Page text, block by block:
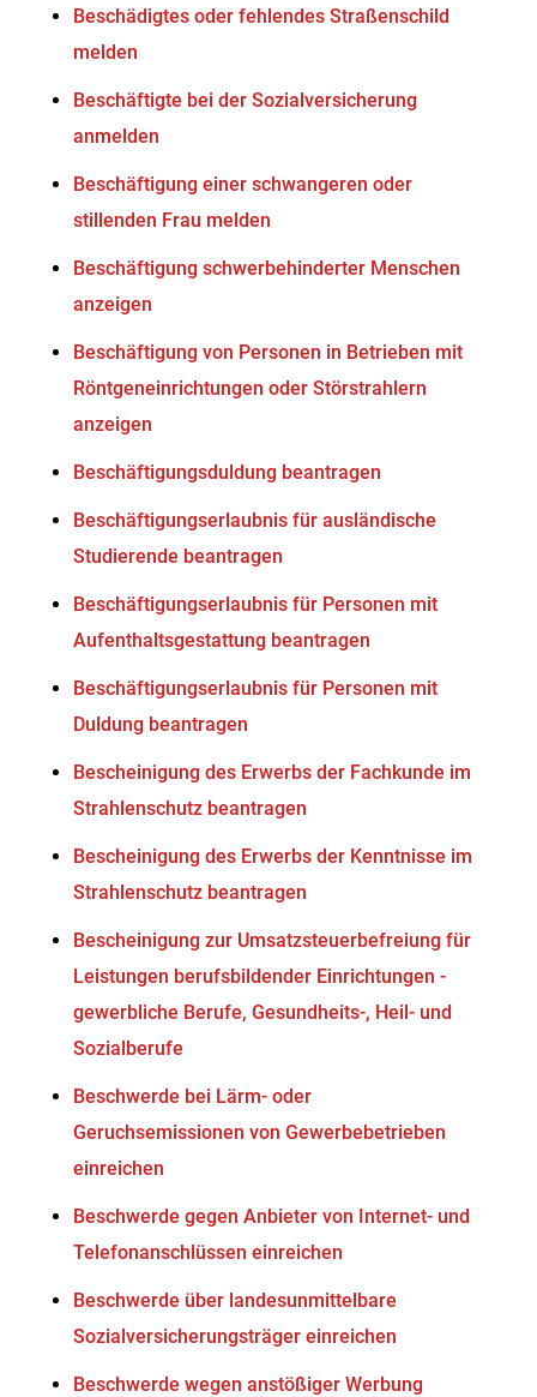
Beschädigtes oder fehlendes Straßenschild
melden
Beschäftigte bei der Sozialversicherung
anmelden
Beschäftigung einer schwangeren oder
stillenden Frau melden
Beschäftigung schwerbehinderter Menschen
anzeigen
Beschäftigung von Personen in Betrieben mit
Röntgeneinrichtungen oder Störstrahlern
anzeigen
Beschäftigungsduldung beantragen
Beschäftigungserlaubnis für ausländische
Studierende beantragen
Beschäftigungserlaubnis für Personen mit
Aufenthaltsgestattung beantragen
Beschäftigungserlaubnis für Personen mit
Duldung beantragen
Bescheinigung des Erwerbs der Fachkunde im
Strahlenschutz beantragen
Bescheinigung des Erwerbs der Kenntnisse im
Strahlenschutz beantragen
Bescheinigung zur Umsatzsteuerbefreiung für
Leistungen berufsbildender Einrichtungen -
gewerbliche Berufe, Gesundheits-, Heil- und
Sozialberufe
Beschwerde bei Lärm- oder
Geruchsemissionen von Gewerbebetrieben
einreichen
Beschwerde gegen Anbieter von Internet- und
Telefonanschlüssen einreichen
Beschwerde über landesunmittelbare
Sozialversicherungsträger einreichen
Beschwerde wegen anstößiger Werbung